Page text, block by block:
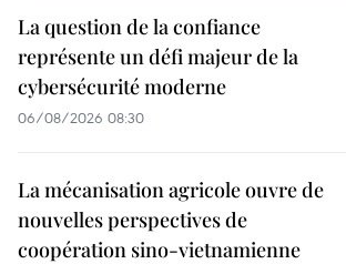
La question de la confiance
représente un défi majeur de la
cybersécurité moderne
06/08/2026 08:30
La mécanisation agricole ouvre de
nouvelles perspectives de
coopération sino-vietnamienne